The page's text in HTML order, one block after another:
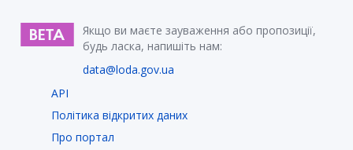
Якщо ви маєте зауваження або пропозиції,
будь ласка, напишіть нам:
data@loda.gov.ua
API
Політика відкритих даних
Про портал